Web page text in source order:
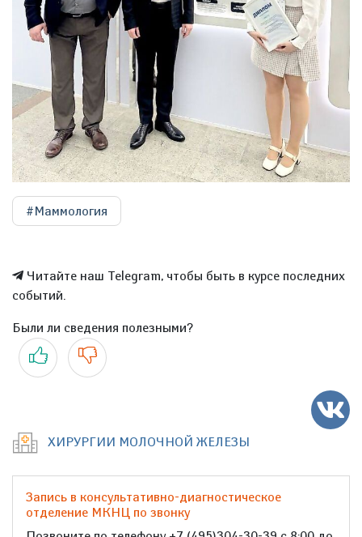
#Маммология
Читайте наш Telegram, чтобы быть в курсе последних
событий.
Были ли сведения полезными?
Да Нет
ХИРУРГИИ МОЛОЧНОЙ ЖЕЛЕЗЫ
Запись в консультативно-диагностическое
отделение МКНЦ по звонку